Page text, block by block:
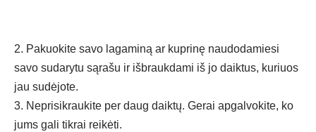
2. Pakuokite savo lagaminą ar kuprinę naudodamiesi
savo sudarytu sąrašu ir išbraukdami iš jo daiktus, kuriuos
jau sudėjote.
3. Neprisikraukite per daug daiktų. Gerai apgalvokite, ko
jums gali tikrai reikėti.